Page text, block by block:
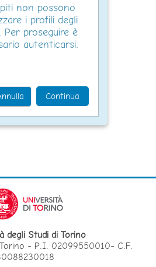
non possono
i profili degli
Per proseguire è
autenticarsi.
Continua
degli Studi di Torino
- P.I. 02099550010- C.F.